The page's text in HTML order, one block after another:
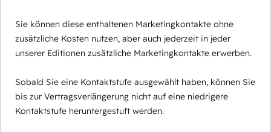
Sie können diese enthaltenen Marketingkontakte ohne
zusätzliche Kosten nutzen, aber auch jederzeit in jeder
unserer Editionen zusätzliche Marketingkontakte erwerben.
Sobald Sie eine Kontaktstufe ausgewählt haben, können Sie
bis zur Vertragsverlängerung nicht auf eine niedrigere
Kontaktstufe heruntergestuft werden.